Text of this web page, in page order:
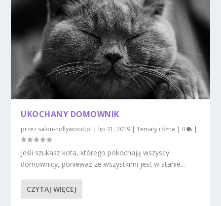
UKOCHANY DOMOWNIK
przez salon-hollywood.pl | lip 31, 2019 |Tematy różne | 0 |
Jeśli szukasz kota, którego pokochają wszyscy
domownicy, ponieważ ze wszystkimi jest w stanie...
CZYTAJ WIĘCEJ